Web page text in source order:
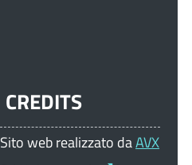
CREDITS
Sito web realizzato daAVX